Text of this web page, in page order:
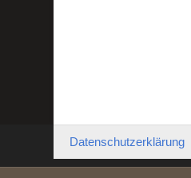
Datenschutzerklärung